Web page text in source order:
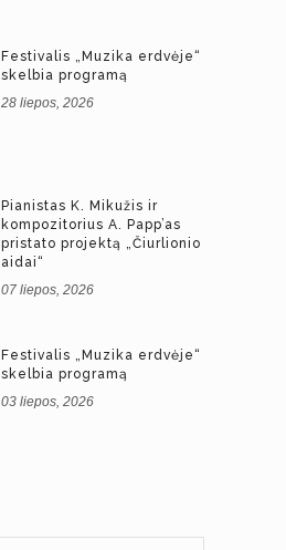
Festivalis „Muzika erdvėje“
skelbia programą
28 liepos, 2026
Pianistas K. Mikužis ir
kompozitorius A. Papp’as
pristato projektą „Čiurlionio
aidai“
07 liepos, 2026
Festivalis „Muzika erdvėje“
skelbia programą
03 liepos, 2026